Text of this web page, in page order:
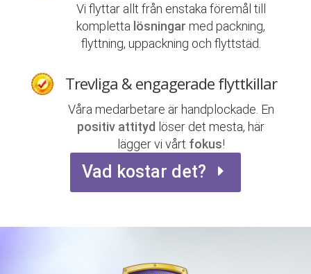
Vi flyttar allt från enstaka föremål till
kompletta lösningar med packning,
flyttning, uppackning och flyttstäd.
Trevliga & engagerade flyttkillar
Våra medarbetare är handplockade. En
positiv attityd löser det mesta, här
lägger vi vårt fokus!
Vad kostar det?